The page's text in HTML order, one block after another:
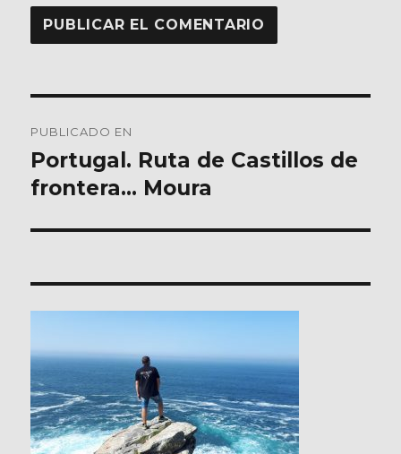
de
entradas
PUBLICADO EN
Portugal. Ruta de Castillos de
frontera… Moura